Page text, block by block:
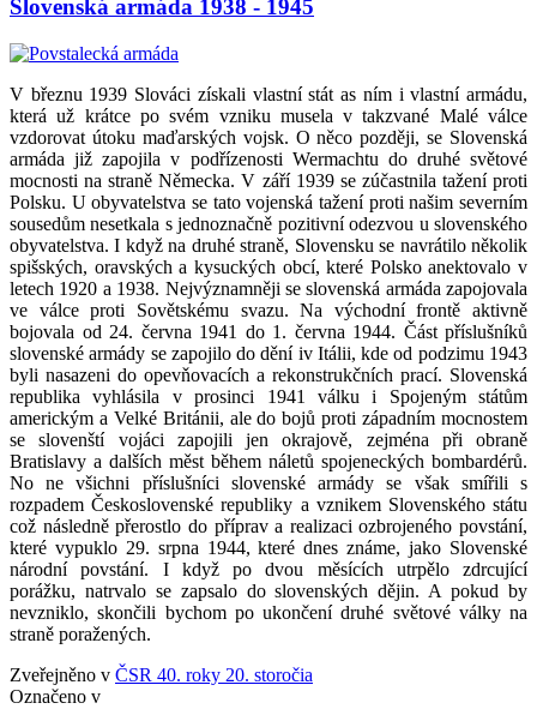
Slovenská armáda 1938 - 1945
V březnu 1939 Slováci získali vlastní stát as ním i vlastní armádu,
která už krátce po svém vzniku musela v takzvané Malé válce
vzdorovat útoku maďarských vojsk. O něco později, se Slovenská
armáda již zapojila v podřízenosti Wermachtu do druhé světové
mocnosti na straně Německa. V září 1939 se zúčastnila tažení proti
Polsku. U obyvatelstva se tato vojenská tažení proti našim severním
sousedům nesetkala s jednoznačně pozitivní odezvou u slovenského
obyvatelstva. I když na druhé straně, Slovensku se navrátilo několik
spišských, oravských a kysuckých obcí, které Polsko anektovalo v
letech 1920 a 1938. Nejvýznamněji se slovenská armáda zapojovala
ve válce proti Sovětskému svazu. Na východní frontě aktivně
bojovala od 24. června 1941 do 1. června 1944. Část příslušníků
slovenské armády se zapojilo do dění iv Itálii, kde od podzimu 1943
byli nasazeni do opevňovacích a rekonstrukčních prací. Slovenská
republika vyhlásila v prosinci 1941 válku i Spojeným státům
americkým a Velké Británii, ale do bojů proti západním mocnostem
se slovenští vojáci zapojili jen okrajově, zejména při obraně
Bratislavy a dalších měst během náletů spojeneckých bombardérů.
No ne všichni příslušníci slovenské armády se však smířili s
rozpadem Československé republiky a vznikem Slovenského státu
což následně přerostlo do příprav a realizaci ozbrojeného povstání,
které vypuklo 29. srpna 1944, které dnes známe, jako Slovenské
národní povstání. I když po dvou měsících utrpělo zdrcující
porážku, natrvalo se zapsalo do slovenských dějin. A pokud by
nevzniklo, skončili bychom po ukončení druhé světové války na
straně poražených.
Zveřejněno v ČSR 40. roky 20. storočia
Označeno v